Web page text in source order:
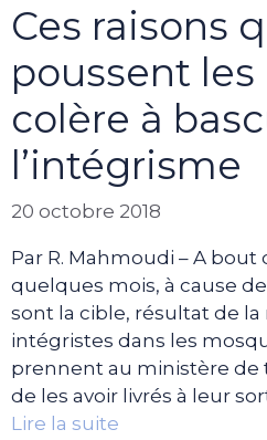
Ces raisons
poussent
colère à
l’intégrisme
20 octobre 2018
Par R. Mahmoudi – A
quelques mois, à cause
sont la cible, résultat de
intégristes dans les
prennent au ministère de
de les avoir livrés à leur
Lire la suite